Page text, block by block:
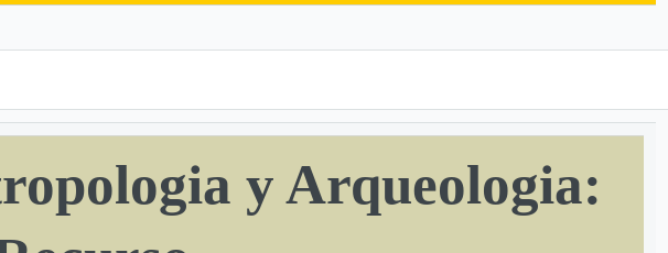
y Arqueologia: